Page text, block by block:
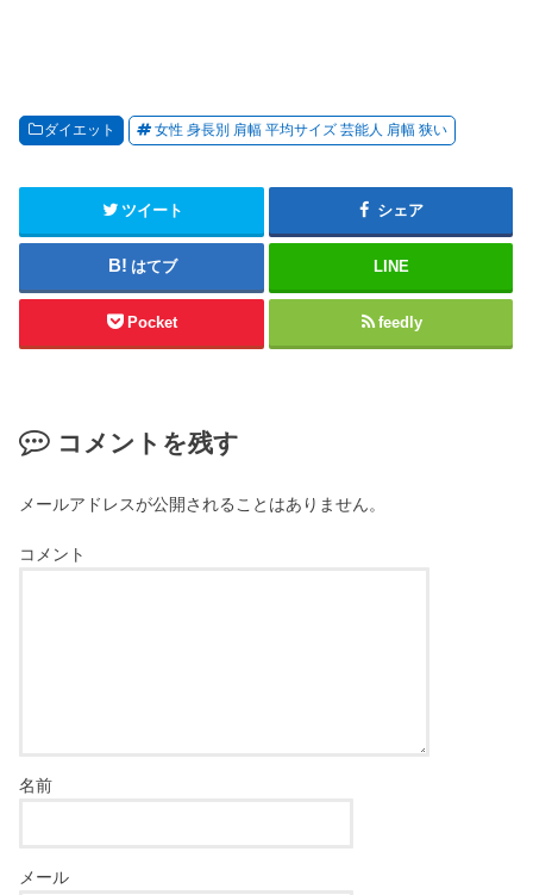
ダイエット 女性 身長別 肩幅 平均サイズ 芸能人 肩幅 狭い
ツイート シェア
はてブ LINE
Pocket feedly
コメントを残す
メールアドレスが公開されることはありません。
コメント
名前
メール